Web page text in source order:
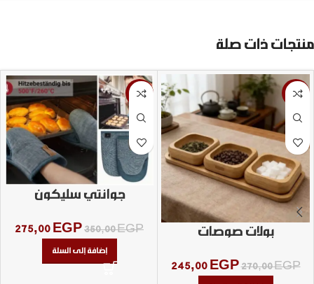
منتجات ذات صلة
-9%
بولات صوصات
270,00EGP
245,00 EGP
-21%
جوانتي سليكون
350,00EGP
275,00 EGP
إضافة إلى السلة